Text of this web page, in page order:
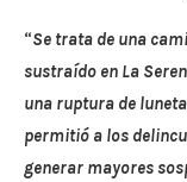
“Se trata de una
sustraído en La
una ruptura de
permitió a los
generar mayores